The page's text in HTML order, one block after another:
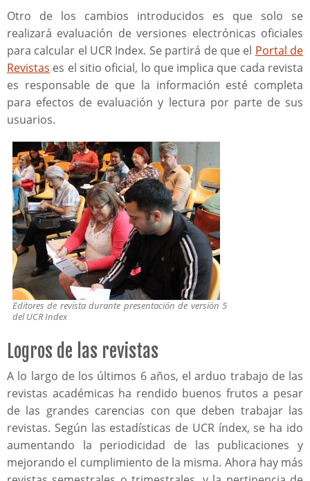
Otro de los cambios introducidos es que solo se
realizará evaluación de versiones electrónicas oficiales
para calcular el UCR Index. Se partirá de que el Portal de
Revistas es el sitio oficial, lo que implica que cada revista
es responsable de que la información esté completa
para efectos de evaluación y lectura por parte de sus
usuarios.
Editores de revista durante presentación de versión 5
del UCR Index
Logros de las revistas
A lo largo de los últimos 6 años, el arduo trabajo de las
revistas académicas ha rendido buenos frutos a pesar
de las grandes carencias con que deben trabajar las
revistas. Según las estadísticas de UCR índex, se ha ido
aumentando la periodicidad de las publicaciones y
mejorando el cumplimiento de la misma. Ahora hay más